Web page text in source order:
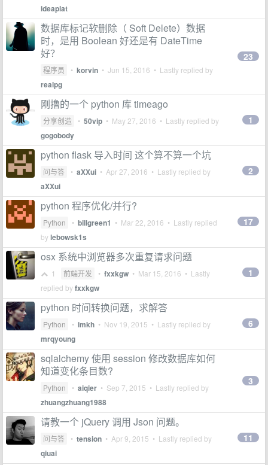
ideaplat
数据库标记软删除（ Soft Delete）数据
时，是用 Boolean 好还是有 DateTime
好？
程序员 • korvin • Jun 15, 2016 • Lastly replied by
realpg
23
刚撸的一个 python 库 timeago
分享创造 • 50vip • May 27, 2016 • Lastly replied by
gogobody
1
python flask 导入时间 这个算不算一个坑
问与答 • aXXui • Apr 27, 2016 • Lastly replied by
aXXui
2
python 程序优化/并行?
Python • billgreen1 • Mar 22, 2016 • Lastly replied
bylebowsk1s
17
osx 系统中浏览器多次重复请求问题
1 前端开发 • fxxkgw • Mar 15, 2016 • Lastly
replied byfxxkgw
1
python 时间转换问题，求解答
Python • imkh • Nov 19, 2015 • Lastly replied by
mrqyoung
6
sqlalchemy 使用 session 修改数据库如何
知道变化条目数?
Python • aiqier • Sep 7, 2015 • Lastly replied by
zhuangzhuang1988
3
请教一个 jQuery 调用 Json 问题。
问与答 • tension • Apr 9, 2015 • Lastly replied by
qiuai
11